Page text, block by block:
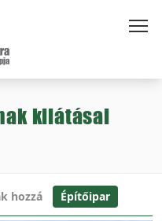
kilátásai
hozzá Építőipar